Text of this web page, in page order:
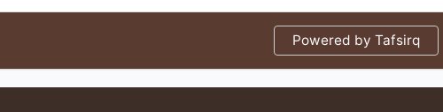
Powered by Tafsirq